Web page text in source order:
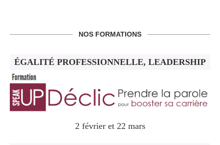
NOS FORMATIONS
ÉGALITÉ PROFESSIONNELLE, LEADERSHIP
2 février et 22 mars